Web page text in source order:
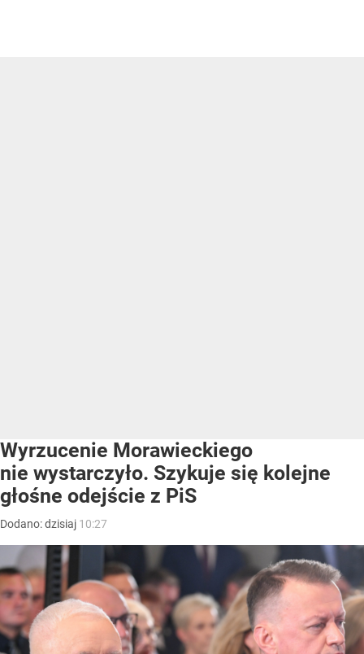
Wyrzucenie Morawieckiego
nie wystarczyło. Szykuje się kolejne
głośne odejście z PiS
Dodano:dzisiaj 10:27